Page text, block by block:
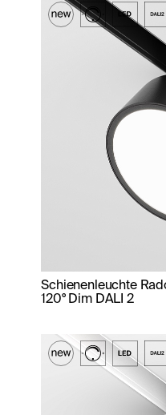
Schienenleuchte
120° Dim DALI 2